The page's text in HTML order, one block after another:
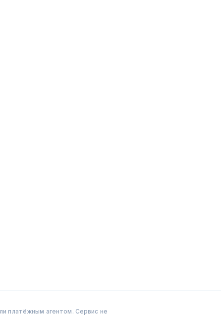
платёжным агентом. Сервис не